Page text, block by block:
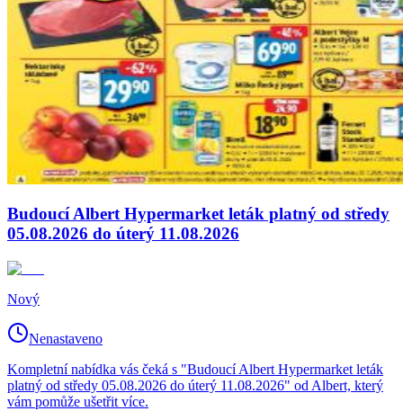
Budoucí Albert Hypermarket leták platný od středy
05.08.2026 do úterý 11.08.2026
Nový
Nenastaveno
Kompletní nabídka vás čeká s "Budoucí Albert Hypermarket leták
platný od středy 05.08.2026 do úterý 11.08.2026" od Albert, který
vám pomůže ušetřit více.